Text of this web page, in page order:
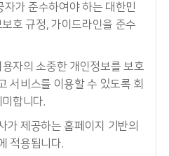
가 준수하여야 하는 대한민
호 규정, 가이드라인을 준수
자의 소중한 개인정보를 보호
서비스를 이용할 수 있도록 회
합니다.
가 제공하는 홈페이지 기반의
적용됩니다.